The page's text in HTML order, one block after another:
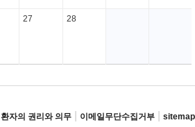
27 28
환자의 권리와 의무 이메일무단수집거부 sitemap